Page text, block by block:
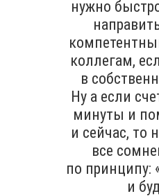
нужно
коллегам,
в
Ну а если
минуты и
и сейчас, то
все
по принципу:
и